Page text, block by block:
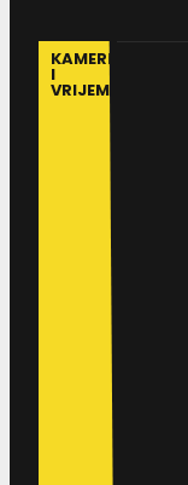
KAMERE
I
VRIJEME